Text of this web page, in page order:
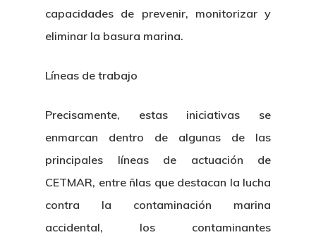
capacidades de prevenir, monitorizar y
eliminar la basura marina.
Líneas de trabajo
Precisamente, estas iniciativas se
enmarcan dentro de algunas de las
principales líneas de actuación de
CETMAR, entre ñlas que destacan la lucha
contra la contaminación marina
accidental, los contaminantes